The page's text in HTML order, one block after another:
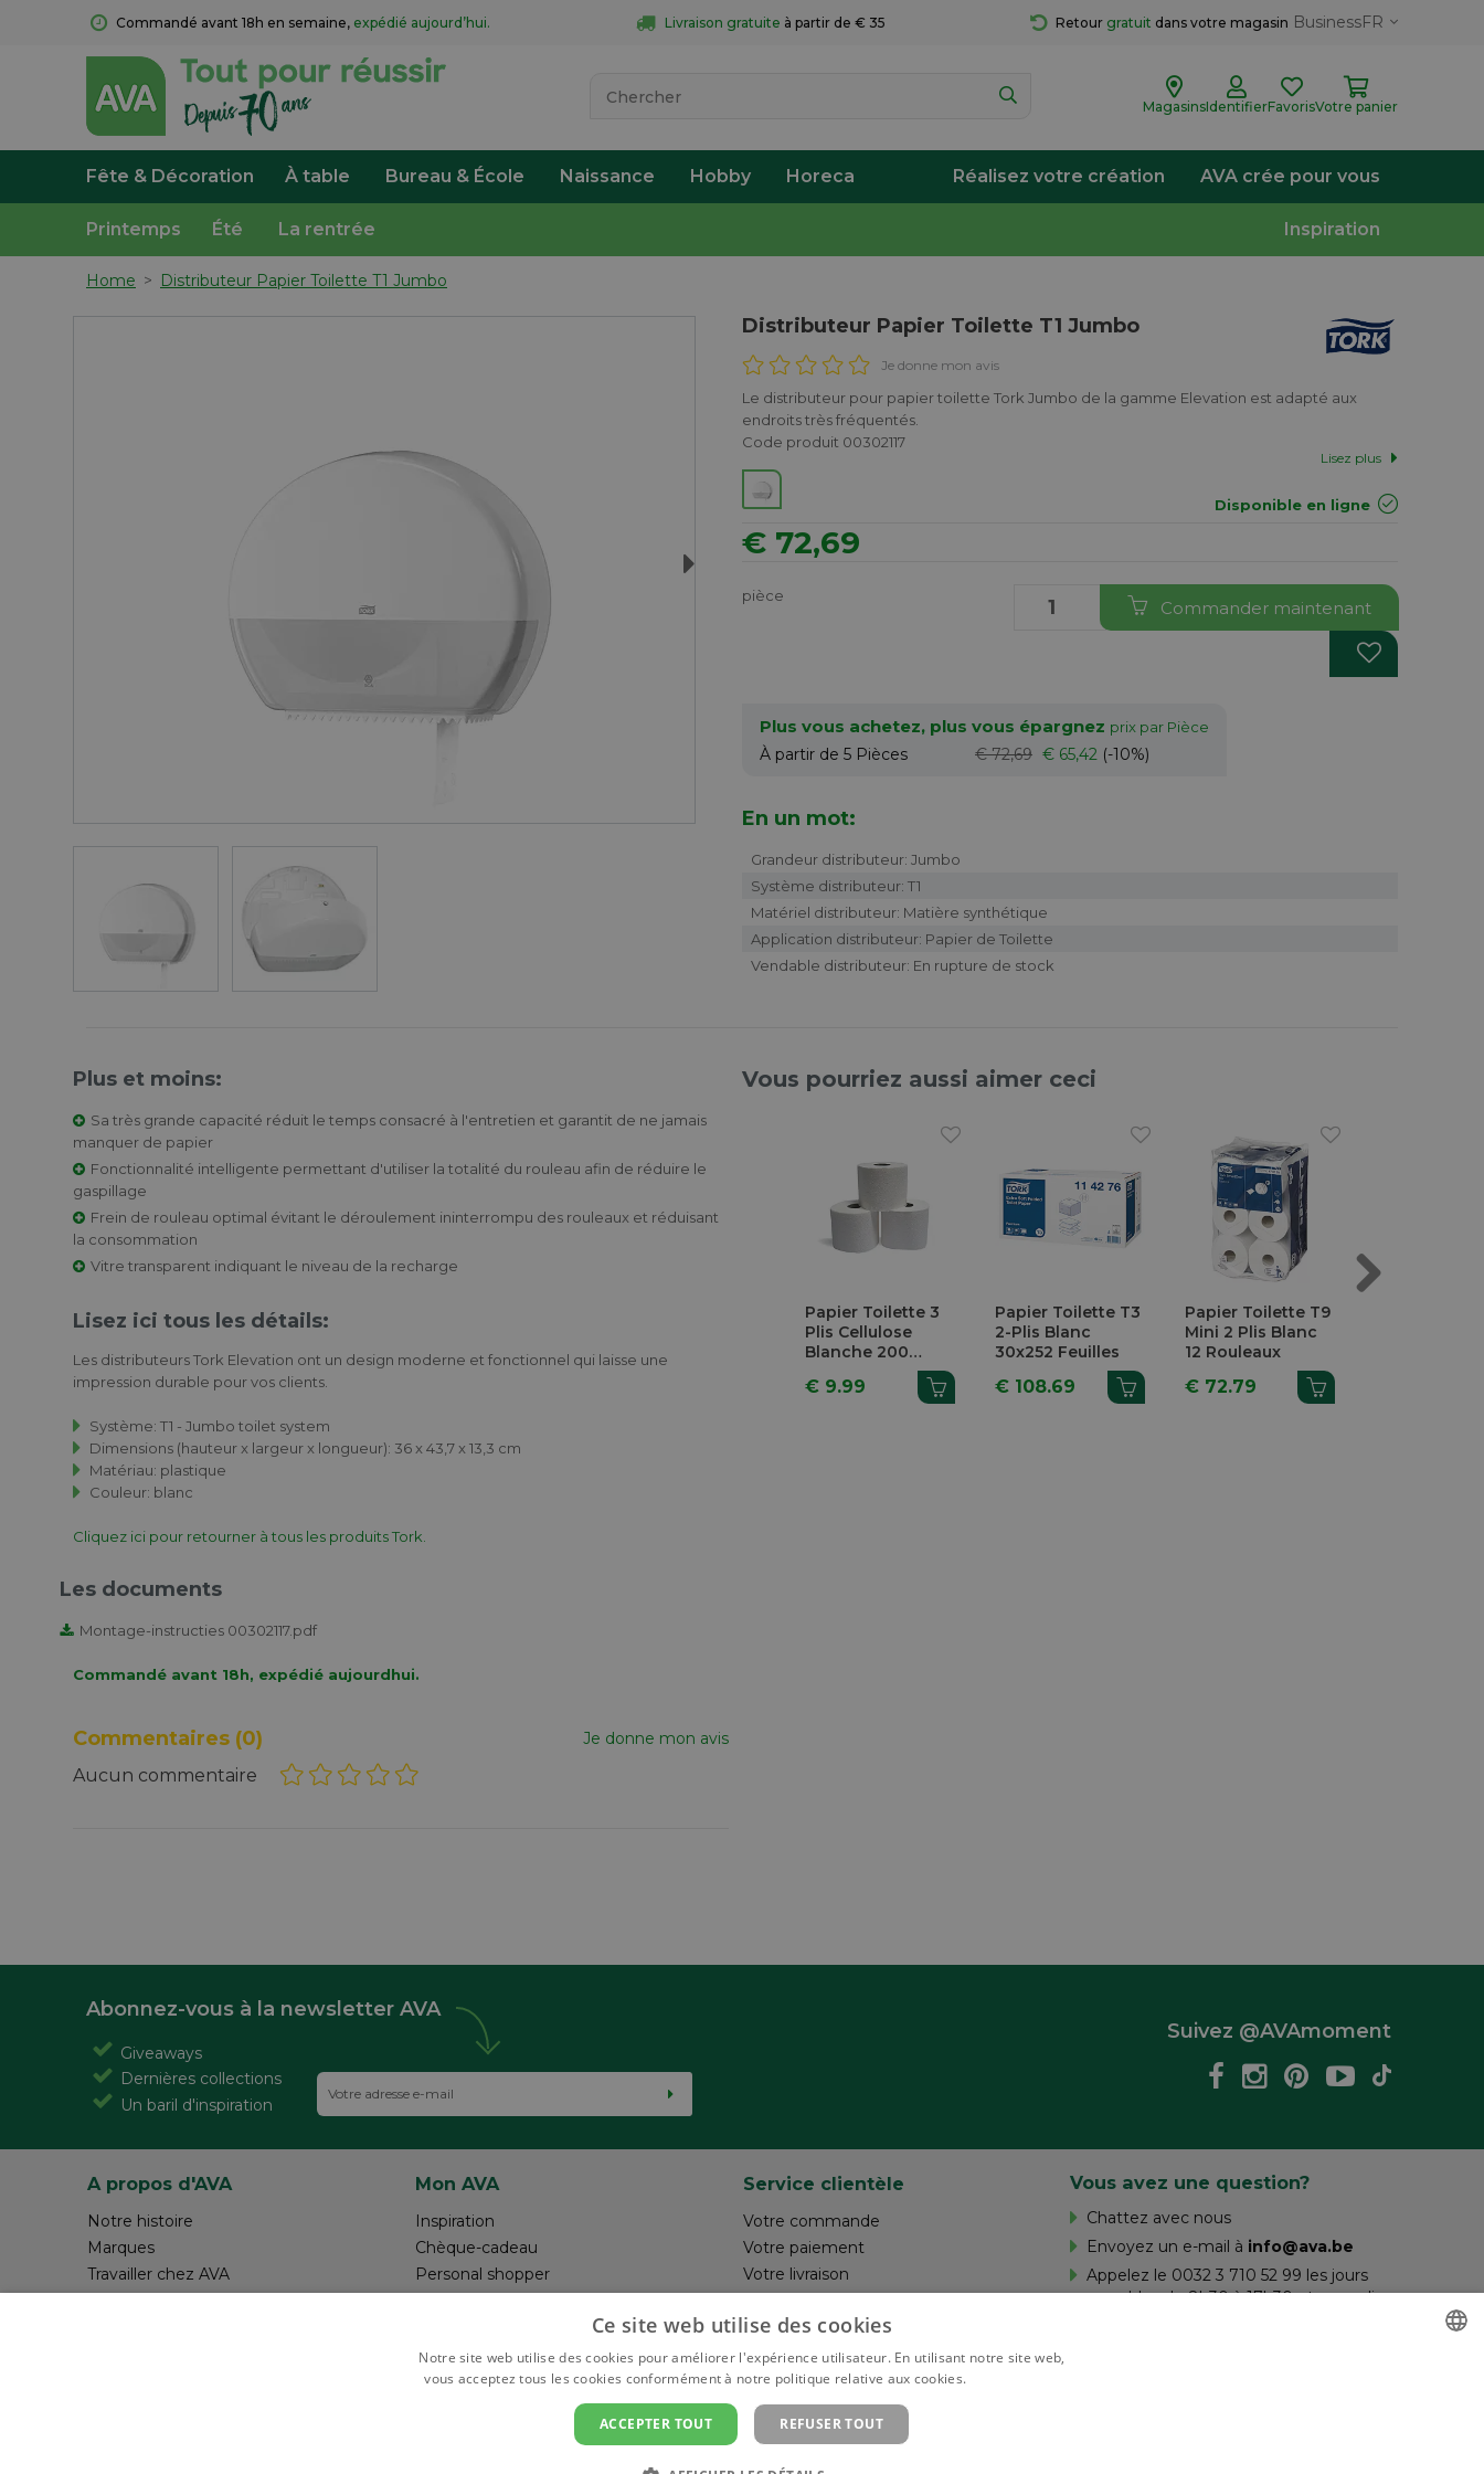
Commandé avant 18h en semaine, expédié aujourd’hui. Livraison gratuite à partir de € 35 Retour gratuit dans votre magasin BusinessFR
MagasinsIdentifierFavorisVotre panier
Fête & Décoration À table Bureau & École Naissance Hobby Horeca Réalisez votre création AVA crée pour vous
Printemps Été La rentrée Inspiration
Home > Distributeur Papier Toilette T1 Jumbo
Next
Distributeur Papier Toilette T1 Jumbo
Je donne mon avis
Le distributeur pour papier toilette Tork Jumbo de la gamme Elevation est adapté aux
endroits très fréquentés.
Code produit 00302117
Lisez plus
Disponible en ligne
€ 72,69
pièce
Commander maintenant
Plus vous achetez, plus vous épargnez prix par Pièce
À partir de 5 Pièces € 72,69 € 65,42 (-10%)
En un mot:
Grandeur distributeur: Jumbo
Système distributeur: T1
Matériel distributeur: Matière synthétique
Application distributeur: Papier de Toilette
Vendable distributeur: En rupture de stock
Plus et moins:
Sa très grande capacité réduit le temps consacré à l'entretien et garantit de ne jamais
manquer de papier
Fonctionnalité intelligente permettant d'utiliser la totalité du rouleau afin de réduire le
gaspillage
Frein de rouleau optimal évitant le déroulement ininterrompu des rouleaux et réduisant
la consommation
Vitre transparent indiquant le niveau de la recharge
Lisez ici tous les détails:
Les distributeurs Tork Elevation ont un design moderne et fonctionnel qui laisse une
impression durable pour vos clients.
Système: T1 - Jumbo toilet system
Dimensions (hauteur x largeur x longueur): 36 x 43,7 x 13,3 cm
Matériau: plastique
Couleur: blanc
Cliquez ici pour retourner à tous les produits Tork.
Les documents
Montage-instructies 00302117.pdf
Vous pourriez aussi aimer ceci
Papier Toilette 3
Plis Cellulose
Blanche 200
Rouleaux
€ 9.99
Papier Toilette T3
2-Plis Blanc
30x252 Feuilles
€ 108.69
Papier Toilette T9
Mini 2 Plis Blanc
12 Rouleaux
€ 72.79
Commandé avant 18h, expédié aujourdhui.
Commentaires (0) Je donne mon avis
Aucun commentaire
Abonnez-vous à la newsletter AVA
Giveaways
Dernières collections
Un baril d'inspiration
Suivez @AVAmoment
A propos d'AVA
Notre histoire
Marques
Travailler chez AVA
Mon AVA
Inspiration
Chèque-cadeau
Personal shopper
Rédiger un commentaire
Service clientèle
Votre commande
Votre paiement
Votre livraison
Réalisez votre création
Rappels de produits
Vous avez une question?
Chattez avec nous
Envoyez un e-mail à info@ava.be
Appelez le 0032 3 710 52 99 les jours
ouvrables de 8h30 à 17h30 et samedi
Ce site web utilise des cookies
Notre site web utilise des cookies pour améliorer l'expérience utilisateur. En utilisant notre site web,
vous acceptez tous les cookies conformément à notre politique relative aux cookies.
ACCEPTER TOUT REFUSER TOUT